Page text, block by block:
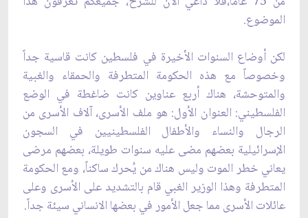
الموضوع.‏
لكن أوضاع السنوات الأخيرة في فلسطين كانت قاسية جداً
وخصوصاً مع هذه الحكومة المتطرفة ‏والحمقاء والغبية
والمتوحشة، هناك أربع عناوين كانت ضاغطة في الوضع
الفلسطيني: العنوان الأول: هو ملف الأسرى، آلاف الأسرى من
الرجال والنساء ‏والأطفال الفلسطينيين في السجون
الإسرائيلية بعضهم مضى عليه سنوات طويلة، بعضهم مرضى
‏يعاني خطر الموت وليس هناك من يُحرك ساكناً، ومع الحكومة
المتطرفة وهذا الوزير الغبي قام ‏بالتشديد على الأسرى وعلى
عائلات الأسرى مما جعل الأمور في بعضها الانساني سيئة جداً.‏